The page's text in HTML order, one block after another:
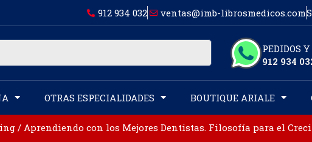
912 934 032 ventas@imb-librosmedicos.com
PEDIDOS
912 934
OTRAS ESPECIALIDADES BOUTIQUE ARIALE
/ Aprendiendo con los Mejores Dentistas. Filosofía para el